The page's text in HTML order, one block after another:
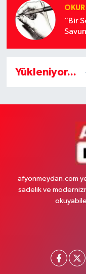
OKUR
“Bir
Yükleniyor...
afyonmeydan.com
sadelik ve